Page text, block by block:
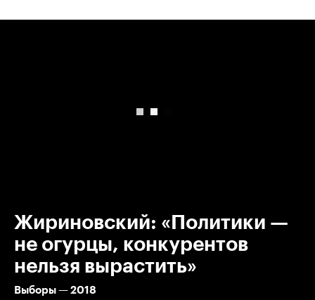
Жириновский: «Политики —
не огурцы, конкурентов
нельзя вырастить»
Выборы — 2018